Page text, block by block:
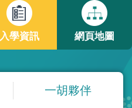
入學資訊 網頁地圖
一胡夥伴